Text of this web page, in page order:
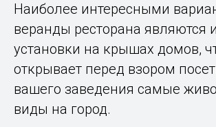
Наиболее интересными
веранды ресторана являются
установки на крышах домов,
открывает перед взором
вашего заведения самые
виды на город.